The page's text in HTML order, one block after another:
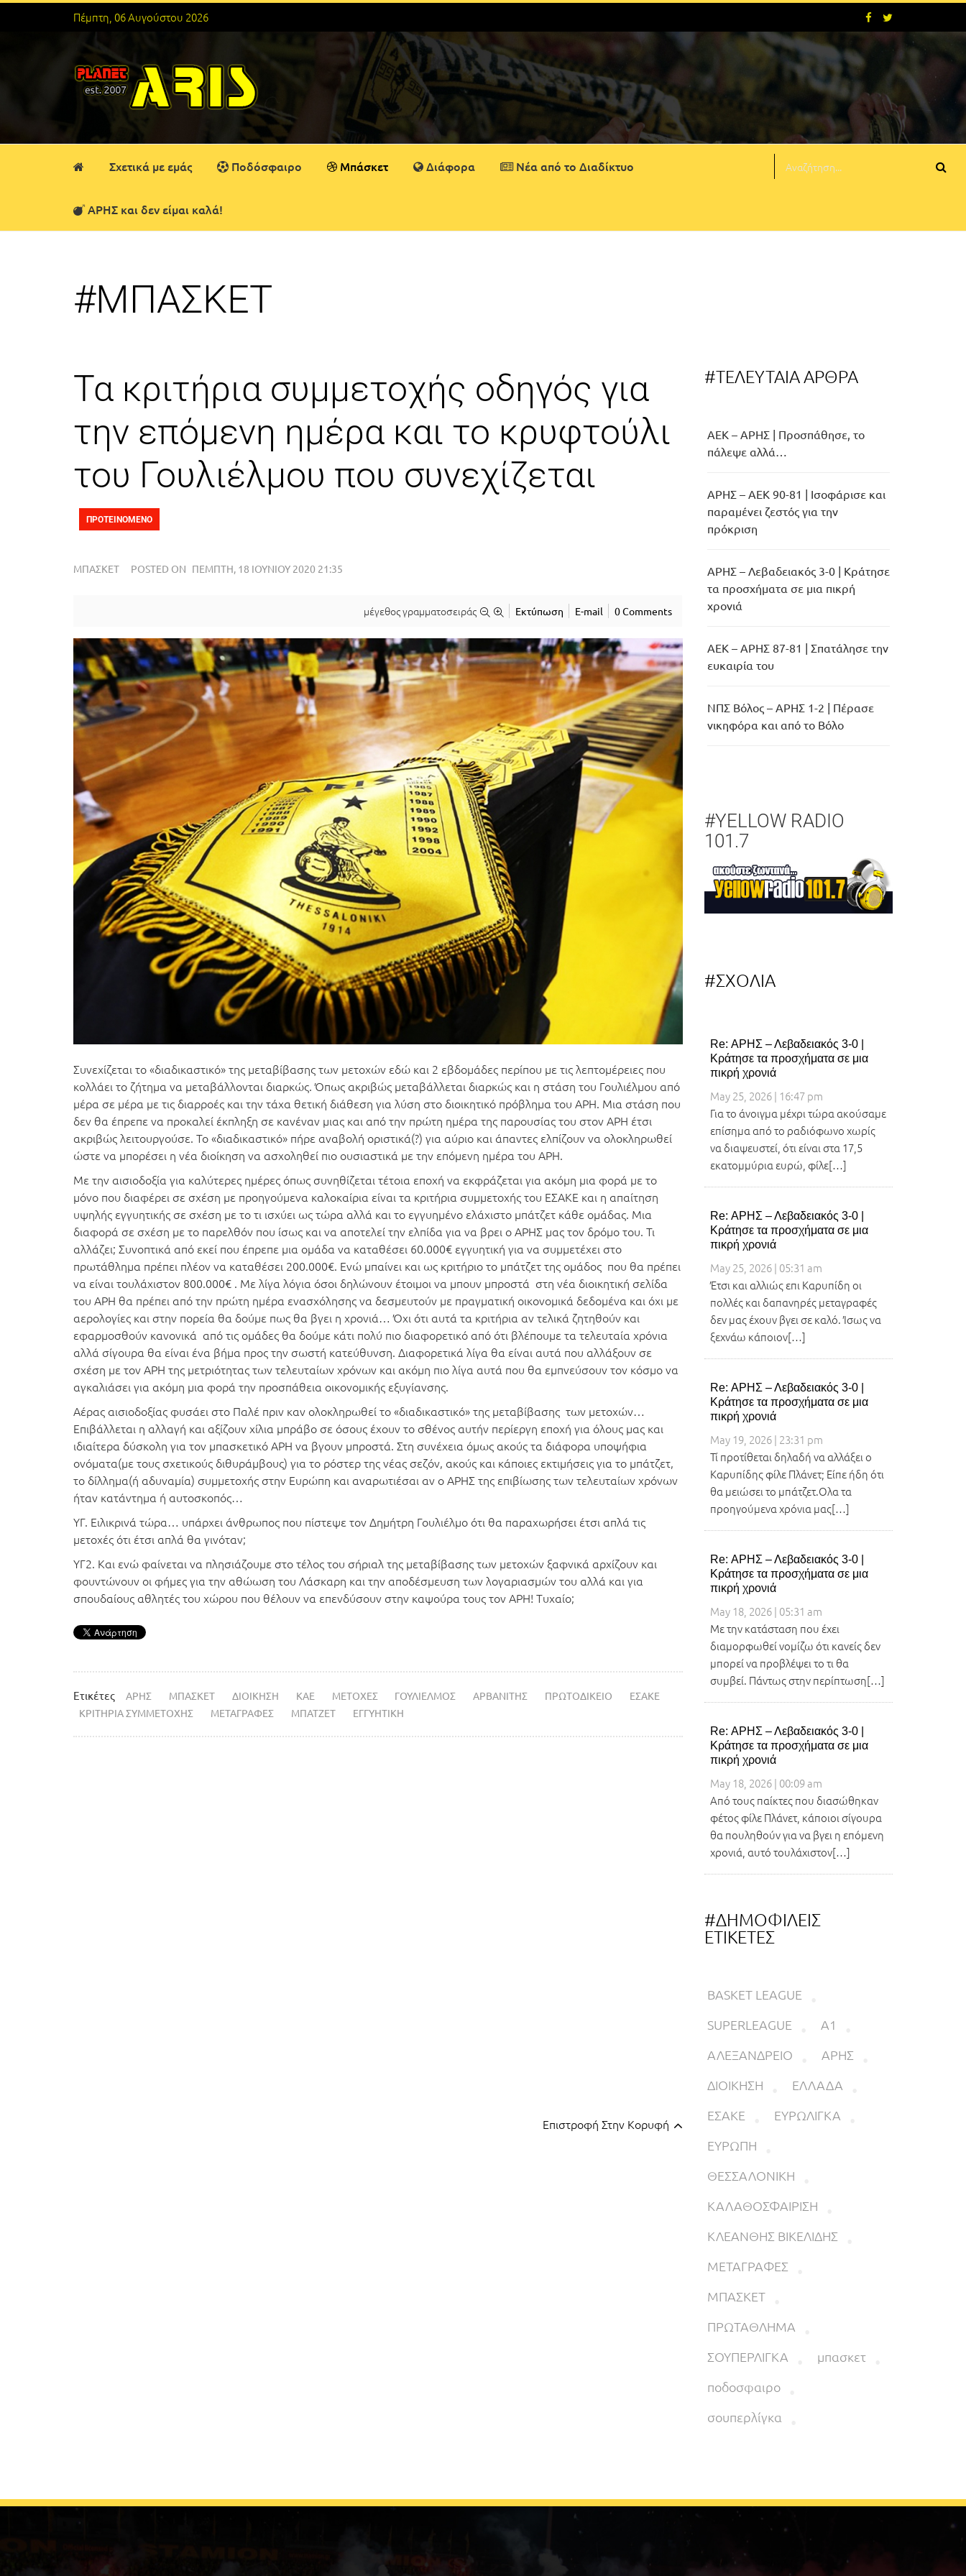
Πέμπτη, 06 Αυγούστου 2026
Σχετικά με εμάς Ποδόσφαιρο Μπάσκετ Διάφορα Νέα από το Διαδίκτυο
ΑΡΗΣ και δεν είμαι καλά!
#ΜΠΑΣΚΕΤ
Τα κριτήρια συμμετοχής οδηγός για
την επόμενη ημέρα και το κρυφτούλι
του Γουλιέλμου που συνεχίζεται
ΠΡΟΤΕΙΝΟΜΕΝΟ
ΜΠΆΣΚΕΤ POSTED ON ΠΈΜΠΤΗ, 18 ΙΟΥΝΊΟΥ 2020 21:35
μέγεθος γραμματοσειράς Εκτύπωση E-mail 0 Comments
Συνεχίζεται το «διαδικαστικό» της μεταβίβασης των μετοχών εδώ και 2 εβδομάδες περίπου με τις λεπτομέρειες που
κολλάει το ζήτημα να μεταβάλλονται διαρκώς. Όπως ακριβώς μεταβάλλεται διαρκώς και η στάση του Γουλιέλμου από
μέρα σε μέρα με τις διαρροές και την τάχα θετική διάθεση για λύση στο διοικητικό πρόβλημα του ΑΡΗ. Μια στάση που
δεν θα έπρεπε να προκαλεί έκπληξη σε κανέναν μιας και από την πρώτη ημέρα της παρουσίας του στον ΑΡΗ έτσι
ακριβώς λειτουργούσε. Το «διαδικαστικό» πήρε αναβολή οριστικά(?) για αύριο και άπαντες ελπίζουν να ολοκληρωθεί
ώστε να μπορέσει η νέα διοίκηση να ασχοληθεί πιο ουσιαστικά με την επόμενη ημέρα του ΑΡΗ.
Με την αισιοδοξία για καλύτερες ημέρες όπως συνηθίζεται τέτοια εποχή να εκφράζεται για ακόμη μια φορά με το
μόνο που διαφέρει σε σχέση με προηγούμενα καλοκαίρια είναι τα κριτήρια συμμετοχής του ΕΣΑΚΕ και η απαίτηση
υψηλής εγγυητικής σε σχέση με το τι ισχύει ως τώρα αλλά και το εγγυημένο ελάχιστο μπάτζετ κάθε ομάδας. Μια
διαφορά σε σχέση με το παρελθόν που ίσως και να αποτελεί την ελπίδα για να βρει ο ΑΡΗΣ μας τον δρόμο του. Τι
αλλάζει; Συνοπτικά από εκεί που έπρεπε μια ομάδα να καταθέσει 60.000€ εγγυητική για να συμμετέχει στο
πρωτάθλημα πρέπει πλέον να καταθέσει 200.000€. Ενώ μπαίνει και ως κριτήριο το μπάτζετ της ομάδος που θα πρέπει
να είναι τουλάχιστον 800.000€ . Με λίγα λόγια όσοι δηλώνουν έτοιμοι να μπουν μπροστά στη νέα διοικητική σελίδα
του ΑΡΗ θα πρέπει από την πρώτη ημέρα ενασχόλησης να δεσμευτούν με πραγματική οικονομικά δεδομένα και όχι με
αερολογίες και στην πορεία θα δούμε πως θα βγει η χρονιά… Όχι ότι αυτά τα κριτήρια αν τελικά ζητηθούν και
εφαρμοσθούν κανονικά από τις ομάδες θα δούμε κάτι πολύ πιο διαφορετικό από ότι βλέπουμε τα τελευταία χρόνια
αλλά σίγουρα θα είναι ένα βήμα προς την σωστή κατεύθυνση. Διαφορετικά λίγα θα είναι αυτά που αλλάξουν σε
σχέση με τον ΑΡΗ της μετριότητας των τελευταίων χρόνων και ακόμη πιο λίγα αυτά που θα εμπνεύσουν τον κόσμο να
αγκαλιάσει για ακόμη μια φορά την προσπάθεια οικονομικής εξυγίανσης.
Αέρας αισιοδοξίας φυσάει στο Παλέ πριν καν ολοκληρωθεί το «διαδικαστικό» της μεταβίβασης των μετοχών…
Επιβάλλεται η αλλαγή και αξίζουν χίλια μπράβο σε όσους έχουν το σθένος αυτήν περίεργη εποχή για όλους μας και
ιδιαίτερα δύσκολη για τον μπασκετικό ΑΡΗ να βγουν μπροστά. Στη συνέχεια όμως ακούς τα διάφορα υποψήφια
ονόματα(με τους σχετικούς διθυράμβους) για το ρόστερ της νέας σεζόν, ακούς και κάποιες εκτιμήσεις για το μπάτζετ,
το δίλλημα(ή αδυναμία) συμμετοχής στην Ευρώπη και αναρωτιέσαι αν ο ΑΡΗΣ της επιβίωσης των τελευταίων χρόνων
ήταν κατάντημα ή αυτοσκοπός…
ΥΓ. Ειλικρινά τώρα… υπάρχει άνθρωπος που πίστεψε τον Δημήτρη Γουλιέλμο ότι θα παραχωρήσει έτσι απλά τις
μετοχές ότι έτσι απλά θα γινόταν;
ΥΓ2. Και ενώ φαίνεται να πλησιάζουμε στο τέλος του σήριαλ της μεταβίβασης των μετοχών ξαφνικά αρχίζουν και
φουντώνουν οι φήμες για την αθώωση του Λάσκαρη και την αποδέσμευση των λογαριασμών του αλλά και για
σπουδαίους αθλητές του χώρου που θέλουν να επενδύσουν στην καψούρα τους τον ΑΡΗ! Τυχαίο;
Ετικέτες ΑΡΗΣ ΜΠΑΣΚΕΤ ΔΙΟΙΚΗΣΗ ΚΑΕ ΜΕΤΟΧΕΣ ΓΟΥΛΙΕΛΜΟΣ ΑΡΒΑΝΙΤΗΣ ΠΡΩΤΟΔΙΚΕΙΟ
ΕΣΑΚΕ
ΚΡΙΤΗΡΙΑ ΣΥΜΜΕΤΟΧΗΣ
ΜΕΤΑΓΡΑΦΕΣ ΜΠΑΤΖΕΤ ΕΓΓΥΗΤΙΚΗ
Επιστροφή Στην Κορυφή
#ΤΕΛΕΥΤΑΙΑ ΑΡΘΡΑ
ΑΕΚ – ΑΡΗΣ | Προσπάθησε, το
πάλεψε αλλά…
ΑΡΗΣ – ΑΕΚ 90-81 | Ισοφάρισε και
παραμένει ζεστός για την
πρόκριση
ΑΡΗΣ – Λεβαδειακός 3-0 | Κράτησε
τα προσχήματα σε μια πικρή
χρονιά
ΑΕΚ – ΑΡΗΣ 87-81 | Σπατάλησε την
ευκαιρία του
ΝΠΣ Βόλος – ΑΡΗΣ 1-2 | Πέρασε
νικηφόρα και από το Βόλο
#YELLOW RADIO
101.7
#ΣΧΟΛΙΑ
Re: ΑΡΗΣ – Λεβαδειακός 3-0 |
Κράτησε τα προσχήματα σε μια
πικρή χρονιά
May 25, 2026 | 16:47 pm
Για το άνοιγμα μέχρι τώρα ακούσαμε
επίσημα από το ραδιόφωνο χωρίς
να διαψευστεί, ότι είναι στα 17,5
εκατομμύρια ευρώ, φίλε[…]
Re: ΑΡΗΣ – Λεβαδειακός 3-0 |
Κράτησε τα προσχήματα σε μια
πικρή χρονιά
May 25, 2026 | 05:31 am
Έτσι και αλλιώς επι Καρυπίδη οι
πολλές και δαπανηρές μεταγραφές
δεν μας έχουν βγει σε καλό. Ίσως να
ξεχνάω κάποιον[…]
Re: ΑΡΗΣ – Λεβαδειακός 3-0 |
Κράτησε τα προσχήματα σε μια
πικρή χρονιά
May 19, 2026 | 23:31 pm
Τί προτίθεται δηλαδή να αλλάξει ο
Καρυπίδης φίλε Πλάνετ; Είπε ήδη ότι
θα μειώσει το μπάτζετ.Ολα τα
προηγούμενα χρόνια μας[…]
Re: ΑΡΗΣ – Λεβαδειακός 3-0 |
Κράτησε τα προσχήματα σε μια
πικρή χρονιά
May 18, 2026 | 05:31 am
Με την κατάσταση που έχει
διαμορφωθεί νομίζω ότι κανείς δεν
μπορεί να προβλέψει το τι θα
συμβεί. Πάντως στην περίπτωση[…]
Re: ΑΡΗΣ – Λεβαδειακός 3-0 |
Κράτησε τα προσχήματα σε μια
πικρή χρονιά
May 18, 2026 | 00:09 am
Από τους παίκτες που διασώθηκαν
φέτος φίλε Πλάνετ, κάποιοι σίγουρα
θα πουληθούν για να βγει η επόμενη
χρονιά, αυτό τουλάχιστον[…]
#ΔΗΜΟΦΙΛΕΙΣ
ΕΤΙΚΕΤΕΣ
BASKET LEAGUE
SUPERLEAGUE
Α1
ΑΛΕΞΑΝΔΡΕΙΟ
ΑΡΗΣ
ΔΙΟΙΚΗΣΗ
ΕΛΛΑΔΑ
ΕΣΑΚΕ
ΕΥΡΩΛΙΓΚΑ
ΕΥΡΩΠΗ
ΘΕΣΣΑΛΟΝΙΚΗ
ΚΑΛΑΘΟΣΦΑΙΡΙΣΗ
ΚΛΕΑΝΘΗΣ ΒΙΚΕΛΙΔΗΣ
ΜΕΤΑΓΡΑΦΕΣ
ΜΠΑΣΚΕΤ
ΠΡΩΤΑΘΛΗΜΑ
ΣΟΥΠΕΡΛΙΓΚΑ
μπασκετ
ποδοσφαιρο
σουπερλίγκα